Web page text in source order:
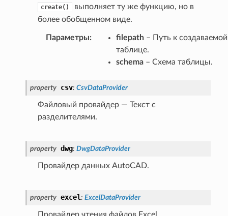
create()
выполняет ту же функцию, но в
более обобщенном виде.
Параметры: filepath– Путь к создаваемой
таблице.
schema– Схема таблицы.
property csv: CsvDataProvider
Файловый провайдер — Текст с
разделителями.
property dwg: DwgDataProvider
Провайдер данных AutoCAD.
property excel: ExcelDataProvider